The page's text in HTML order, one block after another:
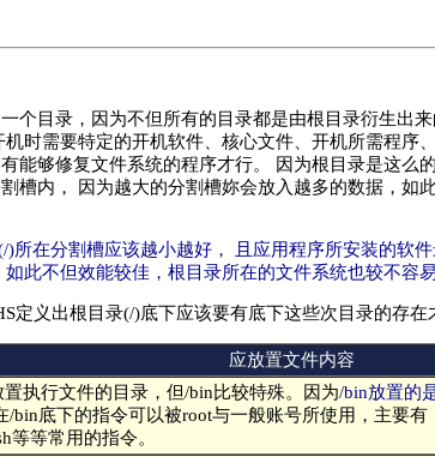
个目录，因为不但所有的目录都是由根目录衍生出
机时需要特定的开机软件、核心文件、开机所需程序
能够修复文件系统的程序才行。 因为根目录是这么
槽内， 因为越大的分割槽妳会放入越多的数据，如
)所在分割槽应该越小越好， 且应用程序所安装的软
此不但效能较佳，根目录所在的文件系统也较不容易
定义出根目录(/)底下应该要有底下这些次目录的存在
应放置文件内容
置执行文件的目录，但/bin比较特殊。因为/bin放置的
/bin底下的指令可以被root与一般账号所使用，主要有
等等常用的指令。